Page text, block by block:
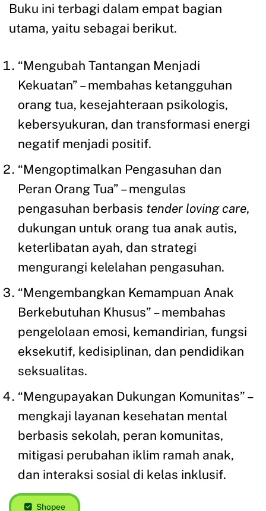
Buku ini terbagi dalam empat bagian
utama, yaitu sebagai berikut.
“Mengubah Tantangan Menjadi
Kekuatan” – membahas ketangguhan
orang tua, kesejahteraan psikologis,
kebersyukuran, dan transformasi energi
negatif menjadi positif.
“Mengoptimalkan Pengasuhan dan
Peran Orang Tua” – mengulas
pengasuhan berbasis tender loving care,
dukungan untuk orang tua anak autis,
keterlibatan ayah, dan strategi
mengurangi kelelahan pengasuhan.
“Mengembangkan Kemampuan Anak
Berkebutuhan Khusus” – membahas
pengelolaan emosi, kemandirian, fungsi
eksekutif, kedisiplinan, dan pendidikan
seksualitas.
“Mengupayakan Dukungan Komunitas” –
mengkaji layanan kesehatan mental
berbasis sekolah, peran komunitas,
mitigasi perubahan iklim ramah anak,
dan interaksi sosial di kelas inklusif.
Shopee